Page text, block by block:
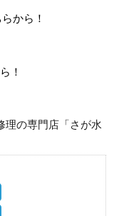
から！
！
理の専門店「さが水